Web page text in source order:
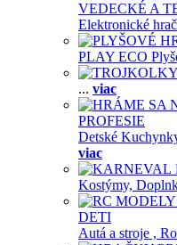
VEDECKÉ A
Elektronické
PLAY ECO
... viac
PROFESIE
Detské
viac
Kostýmy,
DETI
Autá a stroje ,